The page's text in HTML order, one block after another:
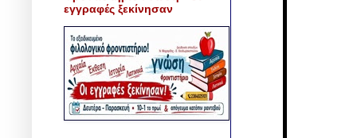
εγγραφές ξεκίνησαν